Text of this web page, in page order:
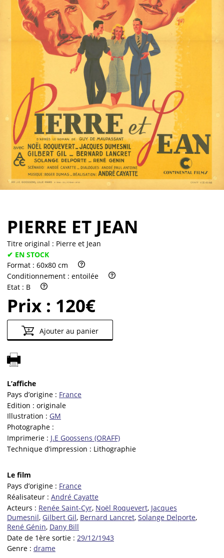
Vendre
PIERRE ET JEAN
Titre original : Pierre et Jean
✔ EN STOCK
Format : 60x80 cm
Conditionnement : entoilée
Etat : B
Prix : 120€
Ajouter au panier
L’affiche
Pays d’origine : France
Edition : originale
Illustration : GM
Photographe :
Imprimerie : J.E Goossens (ORAFF)
Technique d’impression : Lithographie
Le film
Pays d’origine : France
Réalisateur : André Cayatte
Acteurs : Renée Saint-Cyr, Noël Roquevert, Jacques
Dumesnil, Gilbert Gil, Bernard Lancret, Solange Delporte,
René Génin, Dany Bill
Date de 1ère sortie : 29/12/1943
Genre : drame